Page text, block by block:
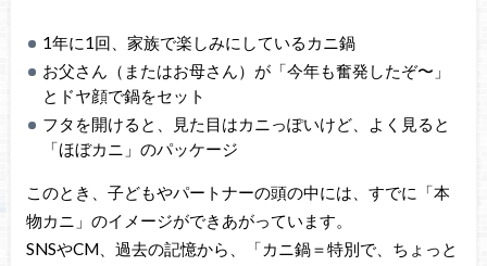
1年に1回、家族で楽しみにしているカニ鍋
お父さん（またはお母さん）が「今年も奮発したぞ〜」
とドヤ顔で鍋をセット
フタを開けると、見た目はカニっぽいけど、よく見ると
「ほぼカニ」のパッケージ
このとき、子どもやパートナーの頭の中には、すでに「本
物カニ」のイメージができあがっています。
SNSやCM、過去の記憶から、「カニ鍋＝特別で、ちょっと